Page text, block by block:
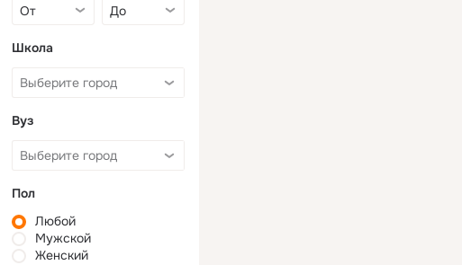
Школа
Вуз
Пол
Любой
Мужской
Женский